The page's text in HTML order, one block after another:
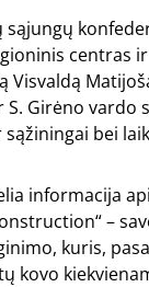
centras
Visvaldą
Girėno
bei
informacija
–
kuris,
kovo